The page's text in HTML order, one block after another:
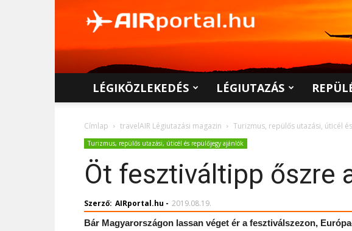
LÉGIKÖZLEKEDÉS LÉGIUTAZÁS
Címlap travelAIR Légiutazási magazin Turizmus, repülős utazási, úticél
Turizmus, repülős utazási, úticél és repülőjegy ajánlók
Öt fesztiváltipp őszre
Szerző: AIRportal.hu - 2019.08.19.
Bár Magyarországon lassan véget ér a fesztiválszezon,